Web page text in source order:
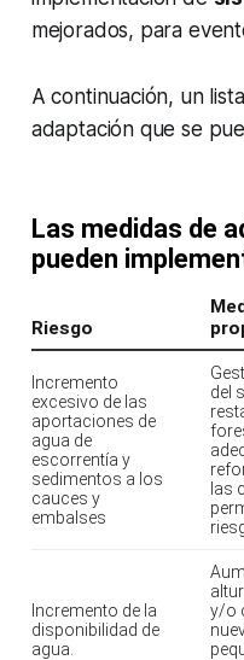
mejorados, para
A continuación, un
adaptación que se